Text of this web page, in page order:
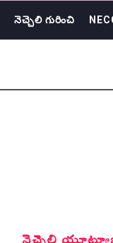
నెచ్చెలి గురించి